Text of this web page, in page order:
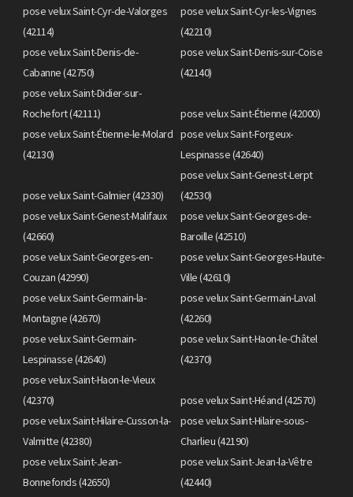
pose velux Saint-Cyr-de-Valorges
(42114)
pose velux Saint-Cyr-les-Vignes
(42210)
pose velux Saint-Denis-de-
Cabanne (42750)
pose velux Saint-Denis-sur-Coise
(42140)
pose velux Saint-Didier-sur-
Rochefort (42111)
pose velux Saint-Étienne (42000)
pose velux Saint-Étienne-le-Molard
(42130)
pose velux Saint-Forgeux-
Lespinasse (42640)
pose velux Saint-Galmier (42330)
pose velux Saint-Genest-Lerpt
(42530)
pose velux Saint-Genest-Malifaux
(42660)
pose velux Saint-Georges-de-
Baroille (42510)
pose velux Saint-Georges-en-
Couzan (42990)
pose velux Saint-Georges-Haute-
Ville (42610)
pose velux Saint-Germain-la-
Montagne (42670)
pose velux Saint-Germain-Laval
(42260)
pose velux Saint-Germain-
Lespinasse (42640)
pose velux Saint-Haon-le-Châtel
(42370)
pose velux Saint-Haon-le-Vieux
(42370)
pose velux Saint-Héand (42570)
pose velux Saint-Hilaire-Cusson-la-
Valmitte (42380)
pose velux Saint-Hilaire-sous-
Charlieu (42190)
pose velux Saint-Jean-
Bonnefonds (42650)
pose velux Saint-Jean-la-Vêtre
(42440)